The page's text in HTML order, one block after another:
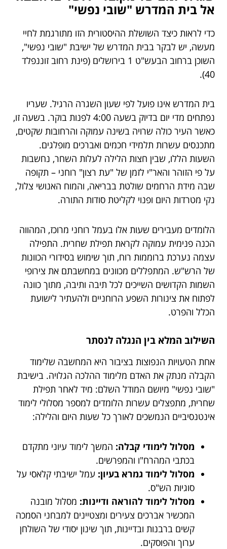
אל בית המדרש "שובי נפשי"
כדי לראות כיצד השושלת ההיסטורית הזו מתורגמת לחיי
מעשה, יש לבקר בבית המדרש של ישיבת "שובי נפשי",
השוכן ברחוב הבעש"ט 1 בירושלים (פינת רחוב זוננפלד
40).
בית המדרש אינו פועל לפי שעון השגרה הרגיל. שעריו
נפתחים מדי יום בדיוק בשעה 4:00 לפנות בוקר. בשעה זו,
כאשר העיר כולה שרויה בשינה עמוקה והרחובות שקטים,
מתכנסים עשרות תלמידי חכמים ואברכים מופלגים.
השעות הללו, שבין חצות הלילה לעלות השחר, נחשבות
על פי הזוהר והאר"י לזמן של "עת רצון" רוחני – תקופה
שבה מידת הרחמים שולטת בבריאה, והמוח האנושי צלול,
נקי מטרדות היום ופנוי לקליטת סודות התורה.
הלומדים מעבירים שעות אלו בעמל רוחני מרוכז, המהווה
הכנה פנימית עמוקה לקראת תפילת שחרית. התפילה
עצמה נערכת ברוממות רוח, תוך שימוש בסידורי הכוונות
של הרש"ש. המתפללים מכוונים במחשבתם את צירופי
השמות הקדושים השייכים לכל תיבה ותיבה, מתוך כוונה
לפתוח את צינורות השפע הרוחניים ולהעתיר לישועת
הכלל והפרט.
השילוב המלא בין הנגלה לנסתר
אחת הטעויות הנפוצות בציבור היא המחשבה שלימוד
הקבלה מנתק את האדם מלימוד ההלכה הגלויה. בישיבת
"שובי נפשי" מיושם המודל השלם: מיד לאחר תפילת
שחרית, מתפצלים עשרות הלומדים למספר מסלולי לימוד
אינטנסיביים הנמשכים לאורך כל שעות היום והלילה:
מסלול לימודי קבלה: המשך לימוד עיוני מתקדם
בכתבי המהרח"ו והמפרשים.
מסלול לימוד גמרא בעיון: עמל ישיבתי קלאסי על
סוגיות הש"ס.
מסלול לימוד להוראה ודיינות: מסלול מובנה
המכשיר אברכים צעירים ומצטיינים למבחני הסמכה
קשים ברבנות ובדיינות, תוך שינון יסודי של השולחן
ערוך והפוסקים.